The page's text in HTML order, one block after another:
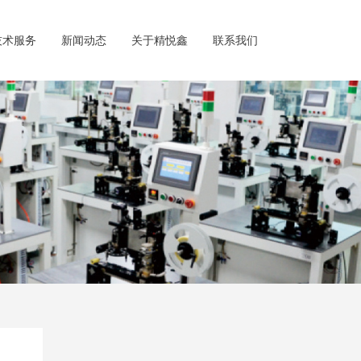
术服务 新闻动态 关于精悦鑫 联系我们